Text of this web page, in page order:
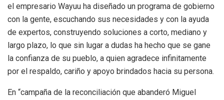
el empresario Wayuu ha diseñado un programa de gobierno
con la gente, escuchando sus necesidades y con la ayuda
de expertos, construyendo soluciones a corto, mediano y
largo plazo, lo que sin lugar a dudas ha hecho que se gane
la confianza de su pueblo, a quien agradece infinitamente
por el respaldo, cariño y apoyo brindados hacia su persona.
En “campaña de la reconciliación que abanderó Miguel